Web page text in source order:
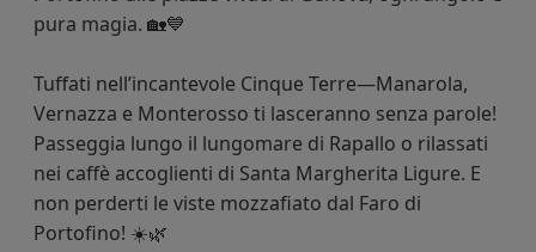
pura magia. 🏡💙
Tuffati nell’incantevole Cinque Terre—Manarola,
Vernazza e Monterosso ti lasceranno senza parole!
Passeggia lungo il lungomare di Rapallo o rilassati
nei caffè accoglienti di Santa Margherita Ligure. E
non perderti le viste mozzafiato dal Faro di
Portofino! ☀️🌿